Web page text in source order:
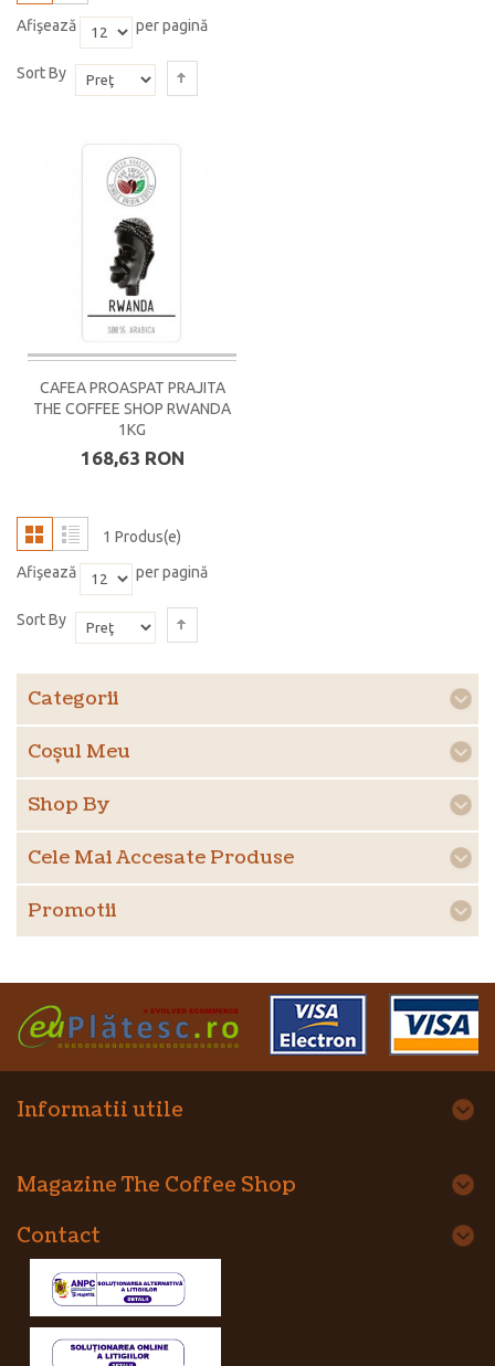
Afişează
per pagină
Sort By
CAFEA PROASPAT PRAJITA
THE COFFEE SHOP RWANDA
1KG
168,63 RON
1 Produs(e)
Afişează
per pagină
Sort By
Categorii
Coşul Meu
Shop By
Cele Mai Accesate Produse
Promotii
Informatii utile
Magazine The Coffee Shop
Contact